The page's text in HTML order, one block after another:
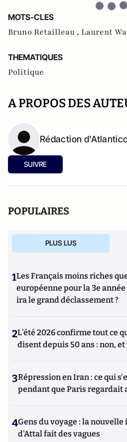
MOTS-CLES
Bruno Retailleau , Laurent
THEMATIQUES
Politique
A PROPOS DES
Rédaction
SUIVRE
POPULAIRES
PLUS LUS
1Les Français moins riches
européenne pour la 3e
ira le grand déclassement ?
2L’été 2026 confirme tout ce
disent depuis 50 ans : non,
3Répression en Iran : ce qui
pendant que Paris regardait
4Gens du voyage : la
d'Attal fait des vagues